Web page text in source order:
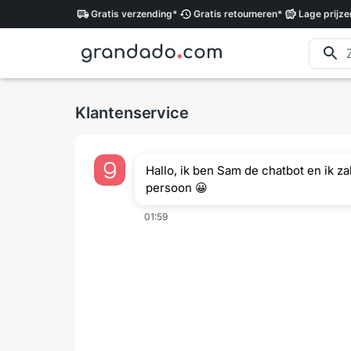
Gratis verzending* Gratis retourneren* Lage
Klantenservice